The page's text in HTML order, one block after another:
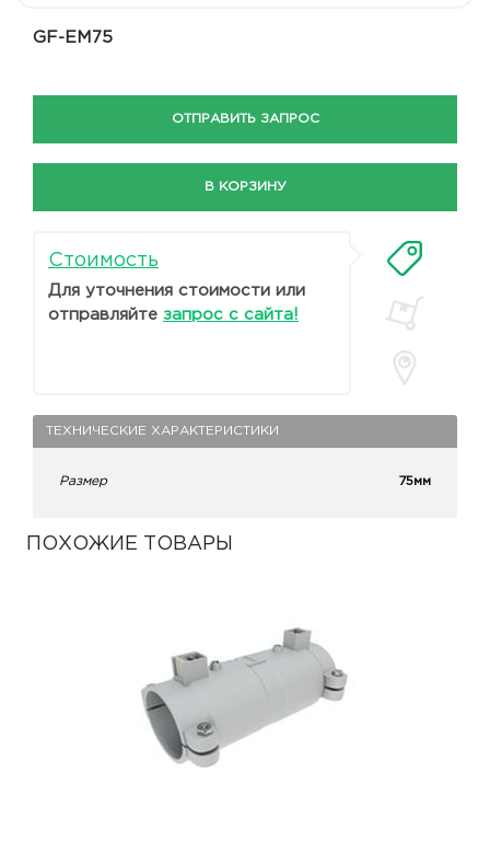
GF-EM75
ОТПРАВИТЬ ЗАПРОС
В КОРЗИНУ
Стоимость
Для уточнения стоимости или
отправляйте запрос с сайта!
ТЕХНИЧЕСКИЕ ХАРАКТЕРИСТИКИ
Размер 75мм
ПОХОЖИЕ ТОВАРЫ